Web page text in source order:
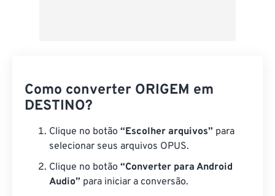
Como converter ORIGEM em
DESTINO?
Clique no botão “Escolher arquivos” para
selecionar seus arquivos OPUS.
Clique no botão “Converter para Android
Audio” para iniciar a conversão.